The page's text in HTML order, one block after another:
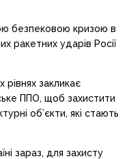
безпековою кризою в
ракетних ударів Росії
рівнях закликає
ППО, щоб захистити
об’єкти, які стають
зараз, для захисту